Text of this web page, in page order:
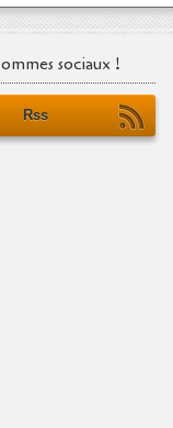
sociaux !
Rss